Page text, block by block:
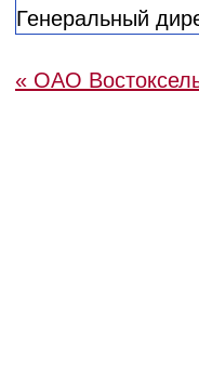
« ОАО